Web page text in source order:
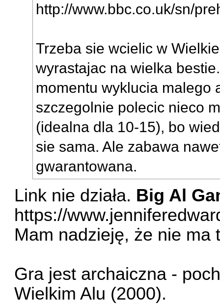
http://www.bbc.co.uk/sn/
Trzeba sie wcielic w
wyrastajac na wielka
momentu wyklucia malego
szczegolnie polecic nieco
(idealna dla 10-15), bo
sie sama. Ale zabawa
gwarantowana.
Link nie działa. Big Al
https://
Mam nadzieję, że nie ma
Gra jest archaiczna -
Wielkim Alu (2000).